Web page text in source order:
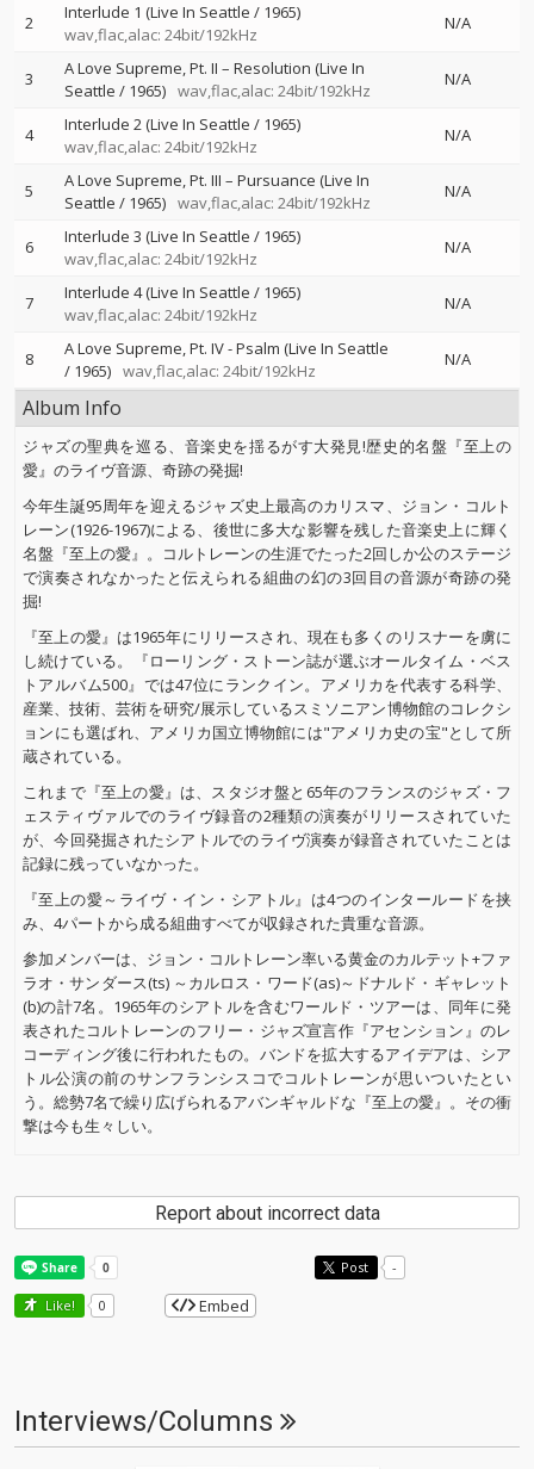
2
Interlude 1 (Live In Seattle / 1965)
wav,flac,alac: 24bit/192kHz
N/A
3
A Love Supreme, Pt. II – Resolution (Live In
Seattle / 1965) wav,flac,alac: 24bit/192kHz
N/A
4
Interlude 2 (Live In Seattle / 1965)
wav,flac,alac: 24bit/192kHz
N/A
5
A Love Supreme, Pt. III – Pursuance (Live In
Seattle / 1965) wav,flac,alac: 24bit/192kHz
N/A
6
Interlude 3 (Live In Seattle / 1965)
wav,flac,alac: 24bit/192kHz
N/A
7
Interlude 4 (Live In Seattle / 1965)
wav,flac,alac: 24bit/192kHz
N/A
8
A Love Supreme, Pt. IV - Psalm (Live In Seattle
/ 1965) wav,flac,alac: 24bit/192kHz
N/A
Album Info
ジャズの聖典を巡る、音楽史を揺るがす大発見!歴史的名盤『至上の
愛』のライヴ音源、奇跡の発掘!
今年生誕95周年を迎えるジャズ史上最高のカリスマ、ジョン・コルト
レーン(1926-1967)による、後世に多大な影響を残した音楽史上に輝く
名盤『至上の愛』。コルトレーンの生涯でたった2回しか公のステージ
で演奏されなかったと伝えられる組曲の幻の3回目の音源が奇跡の発
掘!
『至上の愛』は1965年にリリースされ、現在も多くのリスナーを虜に
し続けている。『ローリング・ストーン誌が選ぶオールタイム・ベス
トアルバム500』では47位にランクイン。アメリカを代表する科学、
産業、技術、芸術を研究/展示しているスミソニアン博物館のコレクシ
ョンにも選ばれ、アメリカ国立博物館には"アメリカ史の宝"として所
蔵されている。
これまで『至上の愛』は、スタジオ盤と65年のフランスのジャズ・フ
ェスティヴァルでのライヴ録音の2種類の演奏がリリースされていた
が、今回発掘されたシアトルでのライヴ演奏が録音されていたことは
記録に残っていなかった。
『至上の愛～ライヴ・イン・シアトル』は4つのインタールードを挟
み、4パートから成る組曲すべてが収録された貴重な音源。
参加メンバーは、ジョン・コルトレーン率いる黄金のカルテット+ファ
ラオ・サンダース(ts) ～カルロス・ワード(as)～ドナルド・ギャレット
(b)の計7名。1965年のシアトルを含むワールド・ツアーは、同年に発
表されたコルトレーンのフリー・ジャズ宣言作『アセンション』のレ
コーディング後に行われたもの。バンドを拡大するアイデアは、シア
トル公演の前のサンフランシスコでコルトレーンが思いついたとい
う。総勢7名で繰り広げられるアバンギャルドな『至上の愛』。その衝
撃は今も生々しい。
Report about incorrect data
Post -
Like! 0 Embed
Interviews/Columns